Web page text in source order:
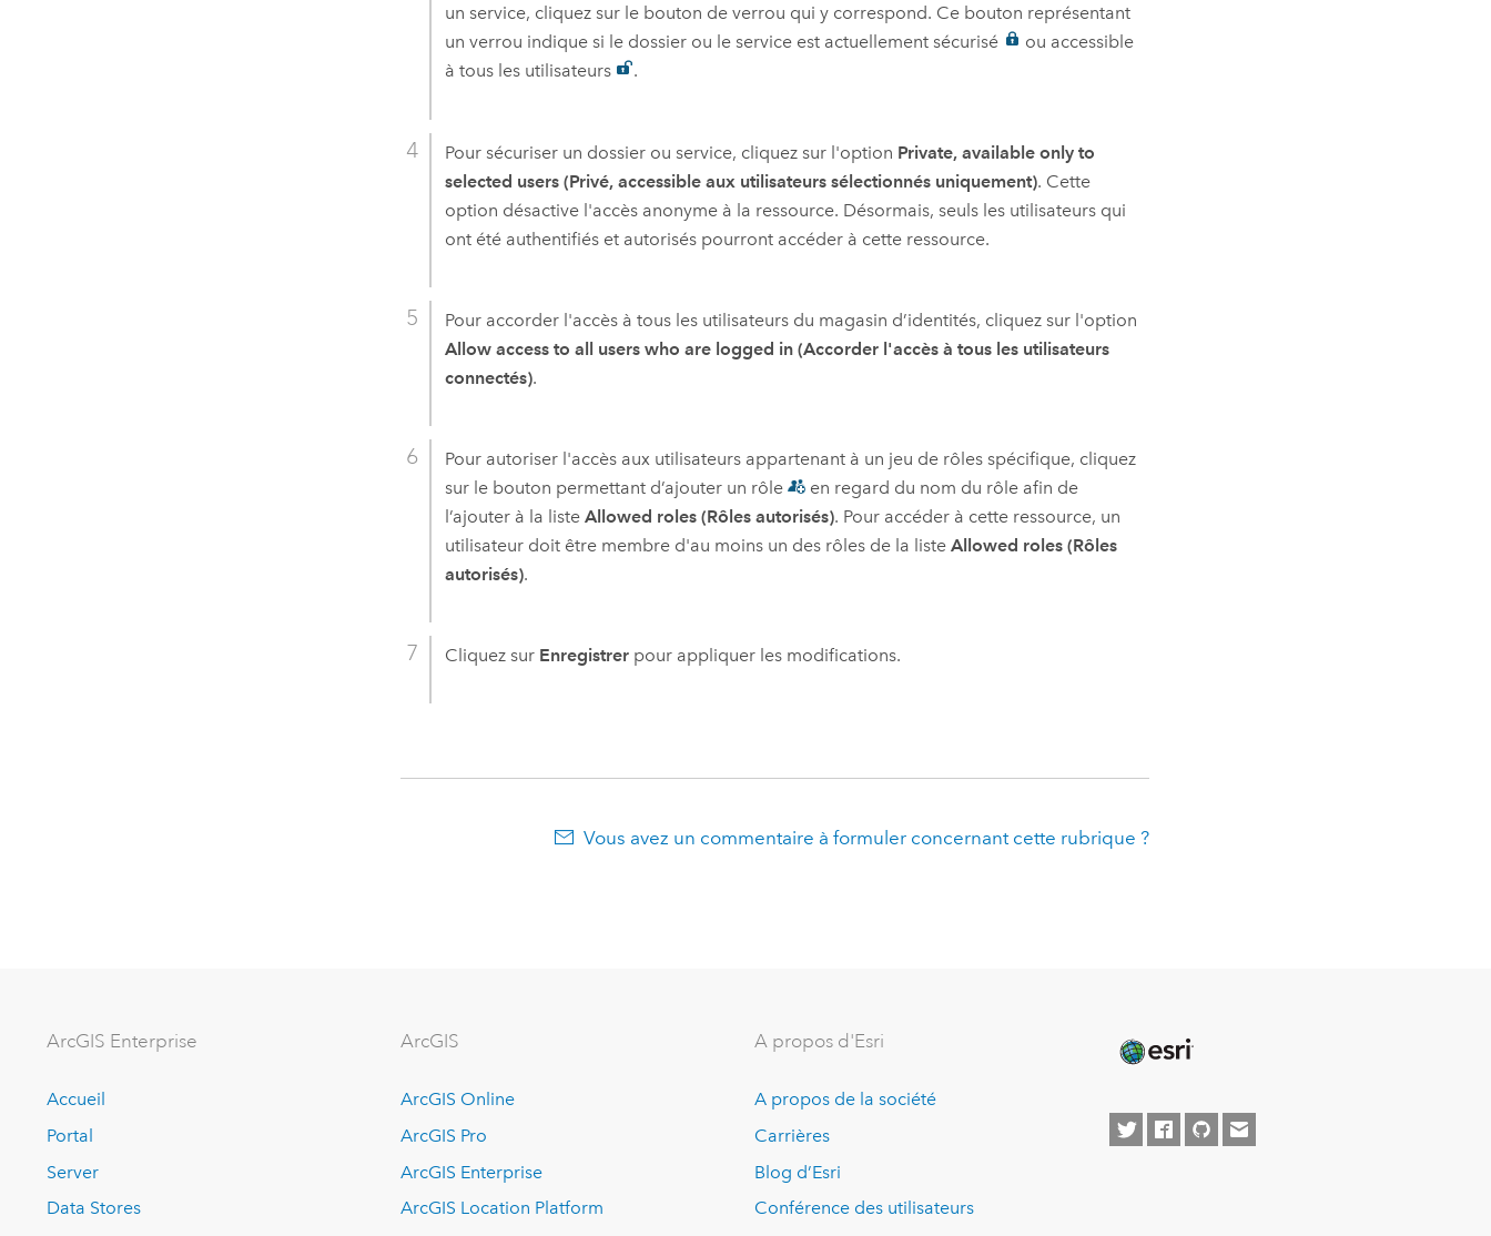
un service, cliquez sur le bouton de verrou qui y correspond. Ce bouton représentant
un verrou indique si le dossier ou le service est actuellement sécurisé
ou accessible
à tous les utilisateurs
.
Pour sécuriser un dossier ou service, cliquez sur l'option Private, available only to
selected users (Privé, accessible aux utilisateurs sélectionnés uniquement). Cette
option désactive l'accès anonyme à la ressource. Désormais, seuls les utilisateurs qui
ont été authentifiés et autorisés pourront accéder à cette ressource.
Pour accorder l'accès à tous les utilisateurs du magasin d’identités, cliquez sur l'option
Allow access to all users who are logged in (Accorder l'accès à tous les utilisateurs
connectés).
Pour autoriser l'accès aux utilisateurs appartenant à un jeu de rôles spécifique, cliquez
sur le bouton permettant d’ajouter un rôle
en regard du nom du rôle afin de
l’ajouter à la listeAllowed roles (Rôles autorisés). Pour accéder à cette ressource, un
utilisateur doit être membre d'au moins un des rôles de la listeAllowed roles (Rôles
autorisés).
Cliquez sur Enregistrer pour appliquer les modifications.
Vous avez un commentaire à formuler concernant cette rubrique ?
ArcGIS Enterprise
Accueil
Portal
Server
Data Stores
ArcGIS
ArcGIS Online
ArcGIS Pro
ArcGIS Enterprise
ArcGIS Location Platform
A propos d'Esri
A propos de la société
Carrières
Blog d’Esri
Conférence des utilisateurs